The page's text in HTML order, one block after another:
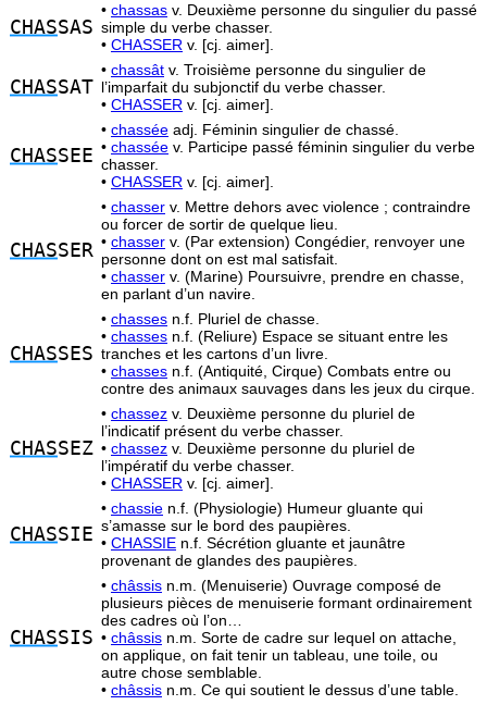
CHASSAS
• chassas v. Deuxième personne du singulier du passé
simple du verbe chasser.
• CHASSER v. [cj. aimer].
CHASSAT
• chassât v. Troisième personne du singulier de
l’imparfait du subjonctif du verbe chasser.
• CHASSER v. [cj. aimer].
CHASSEE
• chassée adj. Féminin singulier de chassé.
• chassée v. Participe passé féminin singulier du verbe
chasser.
• CHASSER v. [cj. aimer].
CHASSER
• chasser v. Mettre dehors avec violence ; contraindre
ou forcer de sortir de quelque lieu.
• chasser v. (Par extension) Congédier, renvoyer une
personne dont on est mal satisfait.
• chasser v. (Marine) Poursuivre, prendre en chasse,
en parlant d’un navire.
CHASSES
• chasses n.f. Pluriel de chasse.
• chasses n.f. (Reliure) Espace se situant entre les
tranches et les cartons d’un livre.
• chasses n.f. (Antiquité, Cirque) Combats entre ou
contre des animaux sauvages dans les jeux du cirque.
CHASSEZ
• chassez v. Deuxième personne du pluriel de
l’indicatif présent du verbe chasser.
• chassez v. Deuxième personne du pluriel de
l’impératif du verbe chasser.
• CHASSER v. [cj. aimer].
CHASSIE
• chassie n.f. (Physiologie) Humeur gluante qui
s’amasse sur le bord des paupières.
• CHASSIE n.f. Sécrétion gluante et jaunâtre
provenant de glandes des paupières.
CHASSIS
• châssis n.m. (Menuiserie) Ouvrage composé de
plusieurs pièces de menuiserie formant ordinairement
des cadres où l’on…
• châssis n.m. Sorte de cadre sur lequel on attache,
on applique, on fait tenir un tableau, une toile, ou
autre chose semblable.
• châssis n.m. Ce qui soutient le dessus d’une table.